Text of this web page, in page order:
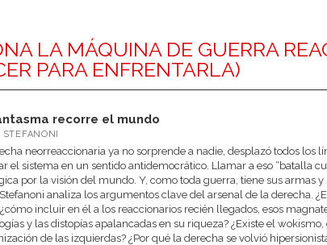
LA MÁQUINA DE GUERRA
PARA ENFRENTARLA)
recorre el mundo
STEFANONI
neorreaccionaria ya no sorprende a nadie, desplazó todos los
el sistema en un sentido antidemocrático. Llamar a eso “batalla
por la visión del mundo. Y, como toda guerra, tiene sus armas y
analiza los argumentos clave del arsenal de la derecha.
¿cómo incluir en él a los reaccionarios recién llegados, esos
y las distopías apalancadas en su riqueza? ¿Existe el
de las izquierdas? ¿Por qué la derecha se volvió